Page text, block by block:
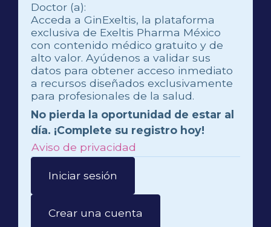
Doctor (a):
Acceda a GinExeltis, la plataforma
exclusiva de Exeltis Pharma México
con contenido médico gratuito y de
alto valor. Ayúdenos a validar sus
datos para obtener acceso inmediato
a recursos diseñados exclusivamente
para profesionales de la salud.
No pierda la oportunidad de estar al
día. ¡Complete su registro hoy!
Aviso de privacidad
Iniciar sesión
Crear una cuenta